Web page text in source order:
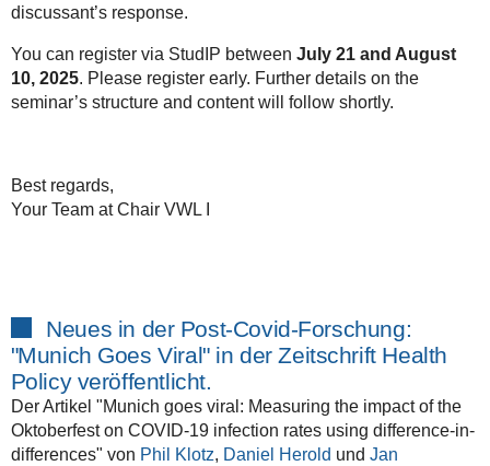
discussant’s response.
You can register via StudIP between July 21 and August
10, 2025. Please register early. Further details on the
seminar’s structure and content will follow shortly.
Best regards,
Your Team at Chair VWL I
Neues in der Post-Covid-Forschung:
"Munich Goes Viral" in der Zeitschrift Health
Policy veröffentlicht.
Der Artikel "Munich goes viral: Measuring the impact of the
Oktoberfest on COVID-19 infection rates using difference-in-
differences" von Phil Klotz, Daniel Herold und Jan